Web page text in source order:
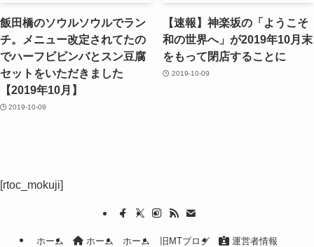
飯田橋のソウルソウルでラン
チ。メニュー改定されてたの
でハーフビビンバとスン豆腐
セットをいただきました
【2019年10月】
2019-10-09
【速報】神楽坂の「ようこそ
和の世界へ」が2019年10月末
をもって閉店することに
2019-10-09
[rtoc_mokuji]
ホーム ホーム ホーム 旧MTブログ
運営者情報